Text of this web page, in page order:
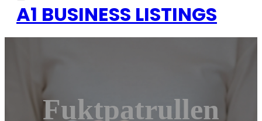
A1 BUSINESS LISTINGS
Fuktpatrullen